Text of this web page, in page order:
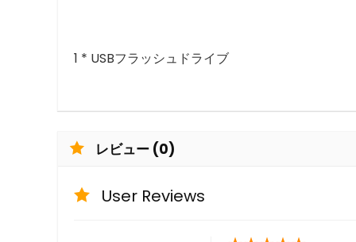
1 * USBフラッシュドライブ
レビュー (0)
User Reviews